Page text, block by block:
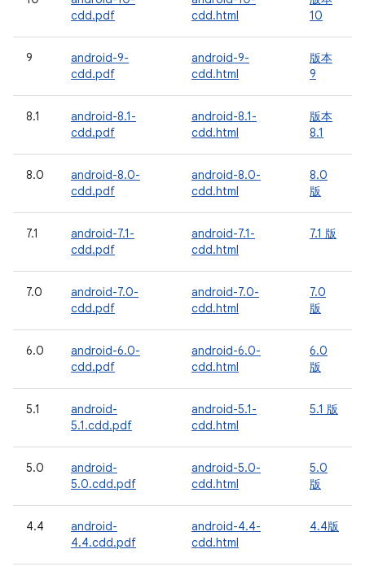
cdd.pdf
cdd.html
10
9
android-9-
cdd.pdf
android-9-
cdd.html
版本
9
8.1
android-8.1-
cdd.pdf
android-8.1-
cdd.html
版本
8.1
8.0
android-8.0-
cdd.pdf
android-8.0-
cdd.html
8.0
版
7.1
android-7.1-
cdd.pdf
android-7.1-
cdd.html
7.1 版
7.0
android-7.0-
cdd.pdf
android-7.0-
cdd.html
7.0
版
6.0
android-6.0-
cdd.pdf
android-6.0-
cdd.html
6.0
版
5.1
android-
5.1.cdd.pdf
android-5.1-
cdd.html
5.1 版
5.0
android-
5.0.cdd.pdf
android-5.0-
cdd.html
5.0
版
4.4
android-
4.4.cdd.pdf
android-4.4-
cdd.html
4.4版